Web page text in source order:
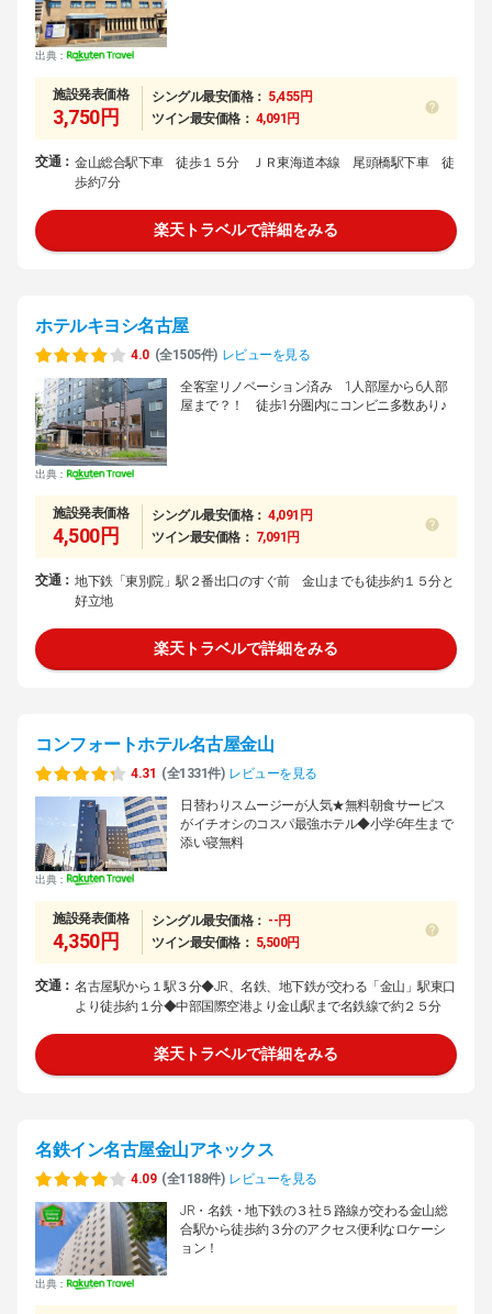
出典：
施設発表価格
3,750円
シングル最安価格： 5,455円
ツイン最安価格： 4,091円
交通： 金山総合駅下車 徒歩１５分 ＪＲ東海道本線 尾頭橋駅下車 徒
歩約7分
楽天トラベルで詳細をみる
ホテルキヨシ名古屋
4.0 (全1505件) レビューを見る
出典：
全客室リノベーション済み 1人部屋から6人部
屋まで？！ 徒歩1分圏内にコンビニ多数あり♪
施設発表価格
4,500円
シングル最安価格： 4,091円
ツイン最安価格： 7,091円
交通： 地下鉄「東別院」駅２番出口のすぐ前 金山までも徒歩約１５分と
好立地
楽天トラベルで詳細をみる
コンフォートホテル名古屋金山
4.31 (全1331件) レビューを見る
出典：
日替わりスムージーが人気★無料朝食サービス
がイチオシのコスパ最強ホテル◆小学6年生まで
添い寝無料
施設発表価格
4,350円
シングル最安価格： --円
ツイン最安価格： 5,500円
交通： 名古屋駅から１駅３分◆JR、名鉄、地下鉄が交わる「金山」駅東口
より徒歩約１分◆中部国際空港より金山駅まで名鉄線で約２５分
楽天トラベルで詳細をみる
名鉄イン名古屋金山アネックス
4.09 (全1188件) レビューを見る
出典：
JR・名鉄・地下鉄の３社５路線が交わる金山総
合駅から徒歩約３分のアクセス便利なロケーシ
ョン！